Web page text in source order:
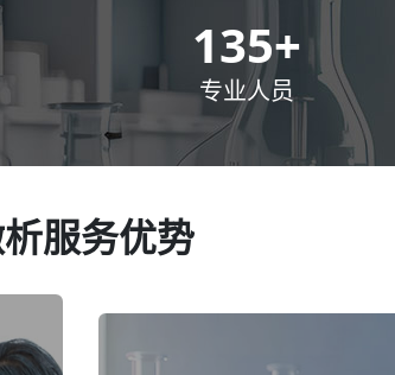
200+
专业人员
服务优势